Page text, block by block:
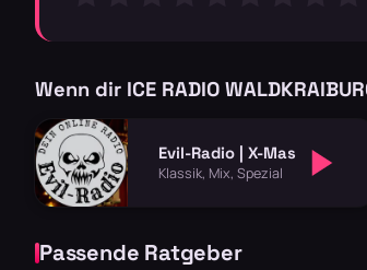
Wenn dir ICE RADIO
Evil-Radio | X-Mas
Klassik, Mix, Spezial
Passende Ratgeber